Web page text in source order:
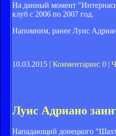
На данный момент
клуб с 2006 по 2007 год.
Напомним, ранее Луис
10.03.2015 | Комментарии: 0 |
Луис Адриано
Нападающий донецкого